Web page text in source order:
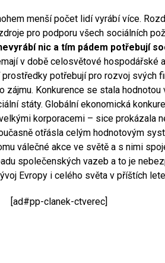
menší počet lidí vyrábí více.
pro podporu všech sociálních
nic a tím pádem potřebují
v době celosvětové hospodářské
potřebují pro rozvoj svých
Konkurence se stala
státy. Globální ekonomická
korporacemi – sice prokázala
otřásla celým hodnotovým
válečné akce ve světě a s nimi
společenských vazeb a to je
Evropy i celého světa v příštích
[ad#pp-clanek-ctverec]